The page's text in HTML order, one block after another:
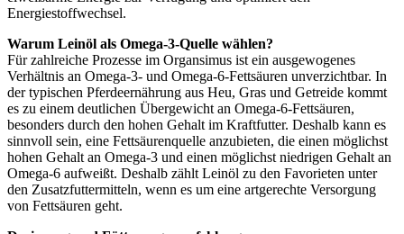
Energiestoffwechsel.
Warum Leinöl als Omega-3-Quelle wählen?
Für zahlreiche Prozesse im Organsimus ist ein ausgewogenes
Verhältnis an Omega-3- und Omega-6-Fettsäuren unverzichtbar. In
der typischen Pferdeernährung aus Heu, Gras und Getreide kommt
es zu einem deutlichen Übergewicht an Omega-6-Fettsäuren,
besonders durch den hohen Gehalt im Kraftfutter. Deshalb kann es
sinnvoll sein, eine Fettsäurenquelle anzubieten, die einen möglichst
hohen Gehalt an Omega-3 und einen möglichst niedrigen Gehalt an
Omega-6 aufweißt. Deshalb zählt Leinöl zu den Favorieten unter
den Zusatzfuttermitteln, wenn es um eine artgerechte Versorgung
von Fettsäuren geht.